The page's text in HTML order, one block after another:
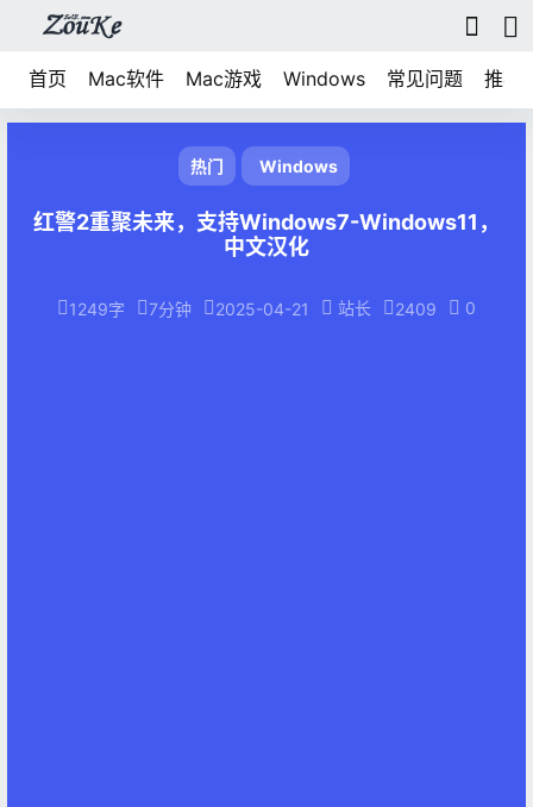
首页 Mac软件 Mac游戏 Windows 常见问题 推荐
热门 Windows
红警2重聚未来，支持Windows7-Windows11，
中文汉化
1249字 7分钟 2025-04-21 站长 2409 0